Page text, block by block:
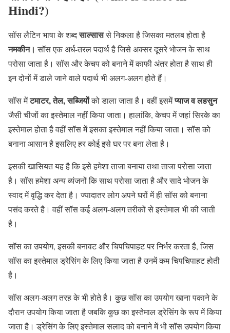
Hindi?)
सॉस लैटिन भाषा के शब्दसाल्साससे निकला है जिसका मतलब होता है
नमकीन। सॉस एक अर्ध-तरल पदार्थ है जिसे अक्सर दूसरे भोजन के साथ
परोसा जाता है। सॉस और केचप को बनाने में काफी अंतर होता है साथ ही
इन दोनों में डाले जाने वाले पदार्थ भी अलग-अलग होते हैं।
सॉस मेंटमाटर, तेल, सब्जियोंको डाला जाता है। वहीं इसमेंप्याज व लहसुन
जैसी चीजों का इस्तेमाल नहीं किया जाता। हालांकि, केचप में जहां सिरके का
इस्तेमाल होता है वहीं सॉस में इसका इस्तेमाल नहीं किया जाता। सॉस को
बनाना आसान है इसलिए हर कोई इसे घर पर बना लेता है।
इसकी खासियत यह है कि इसे हमेशा ताजा बनाया तथा ताजा परोसा जाता
है। सॉस हमेशा अन्य व्यंजनों कि साथ परोसा जाता है और सादे भोजन के
स्वाद में वृद्धि कर देता है। ज्यादातर लोग अपने घरों में ही सॉस को बनाना
पसंद करते है। वहीं सॉस कई अलग-अलग तरीकों से इस्तेमाल भी की जाती
है।
सॉस का उपयोग, इसकी बनावट और चिपचिपाहट पर निर्भर करता है, जिस
सॉस का इस्तेमाल ड्रेसिंग के लिए किया जाता है उनमें कम चिपचिपाहट होती
है।
सॉस अलग-अलग तरह के भी होते है। कुछ सॉस का उपयोग खाना पकाने के
दौरान उपयोग किया जाता है जबकि कुछ का इस्तेमाल ड्रेसिंग के रूप में किया
जाता है। ड्रेसिंग के लिए इस्तेमाल सलाद को बनाने में भी सॉस उपयोग किया